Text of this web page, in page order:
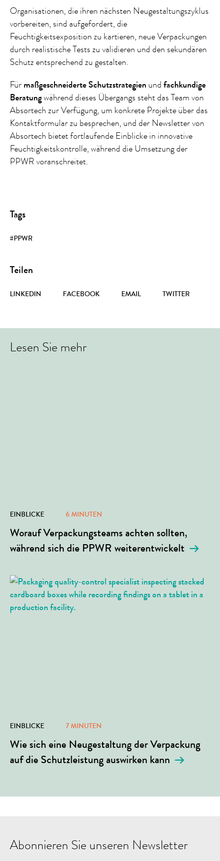
Organisationen, die ihren nächsten Neugestaltungszyklus
vorbereiten, sind aufgefordert, die
Feuchtigkeitsexposition zu kartieren, neue Verpackungen
durch realistische Tests zu validieren und den sekundären
Schutz entsprechend zu gestalten.
Fürmaßgeschneiderte Schutzstrategien undfachkundige
Beratungwährend dieses Übergangs steht das Team von
Absortech zur Verfügung, um konkrete Projekte über das
Kontaktformular zu besprechen, und der Newsletter von
Absortech bietet fortlaufende Einblicke in innovative
Feuchtigkeitskontrolle, während die Umsetzung der
PPWR voranschreitet.
Tags
#PPWR
Teilen
LINKEDIN FACEBOOK EMAIL TWITTER
Lesen Sie mehr
EINBLICKE 6 MINUTEN
Worauf Verpackungsteams achten sollten,
während sich die PPWR weiterentwickelt
EINBLICKE 7 MINUTEN
Wie sich eine Neugestaltung der Verpackung
auf die Schutzleistung auswirken kann
Abonnieren Sie unseren Newsletter